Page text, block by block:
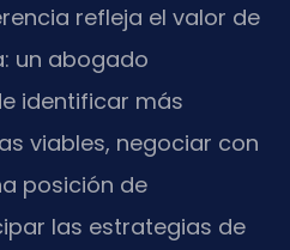
refleja el valor de
un abogado
identificar más
viables, negociar con
posición de
las estrategias de